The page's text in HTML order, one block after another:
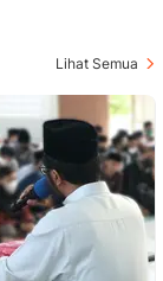
Lihat Semua